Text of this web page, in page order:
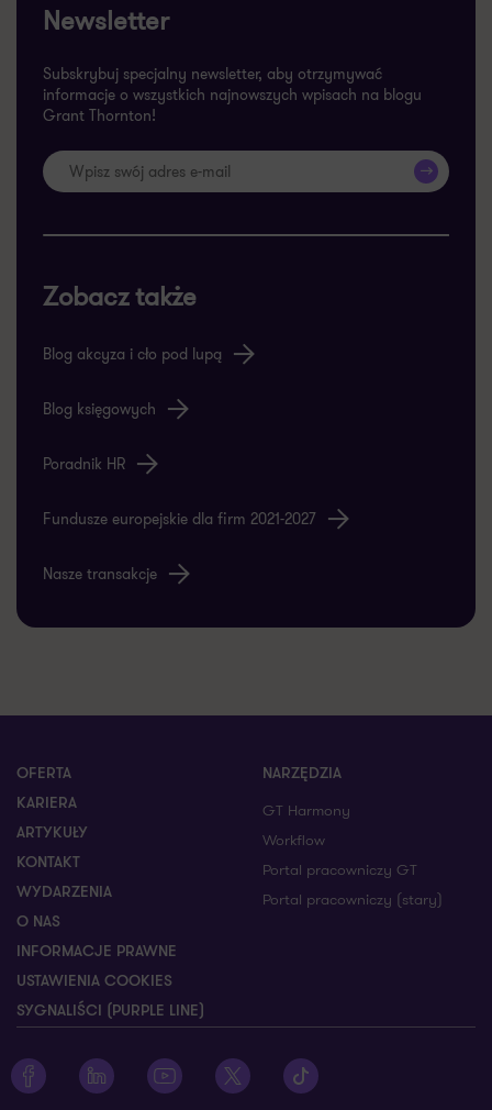
Newsletter
Subskrybuj specjalny newsletter, aby otrzymywać
informacje o wszystkich najnowszych wpisach na blogu
Grant Thornton!
>>
Zobacz także
Blog akcyza i cło pod lupą
Blog księgowych
Poradnik HR
Fundusze europejskie dla firm 2021-2027
Nasze transakcje
OFERTA
KARIERA
ARTYKUŁY
KONTAKT
WYDARZENIA
O NAS
INFORMACJE PRAWNE
USTAWIENIA COOKIES
SYGNALIŚCI (PURPLE LINE)
NARZĘDZIA
GT Harmony
Workflow
Portal pracowniczy GT
Portal pracowniczy (stary)
Zobacz profil Grant Thornton na Facebooku
Zobacz profil Grant Thornton na LinkedIn
Zobacz profil Grant Thornton na YouTube
Zobacz profil Grant Thornton na X
Zobacz profil Grant